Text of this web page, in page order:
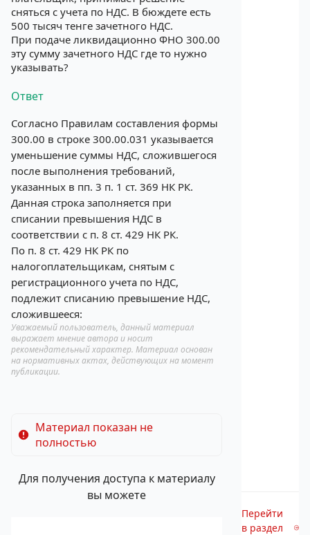
сняться с учета по НДС. В бюждете есть
500 тысяч тенге зачетного НДС.
При подаче ликвидационно ФНО 300.00
эту сумму зачетного НДС где то нужно
указывать?
Ответ
Согласно Правилам составления формы
300.00 в строке 300.00.031 указывается
уменьшение суммы НДС, сложившегося
после выполнения требований,
указанных в пп. 3 п. 1 ст. 369 НК РК.
Данная строка заполняется при
списании превышения НДС в
соответствии с п. 8 ст. 429 НК РК.
По п. 8 ст. 429 НК РК по
налогоплательщикам, снятым с
регистрационного учета по НДС,
подлежит списанию превышение НДС,
сложившееся:
Уважаемый пользователь, данный материал
выражает мнение автора и носит
рекомендательный характер. Материал основан
на нормативных актах, действующих на момент
публикации.
Материал показан не
полностью
Для получения доступа к материалу
вы можете
Перейти
в раздел